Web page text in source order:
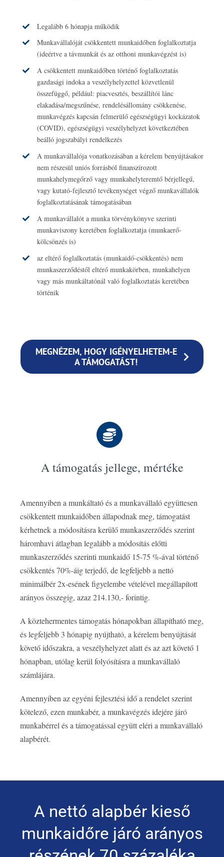
Legalább 6 hónapja működik
Munkavállalóját csökkentett munkaidőben foglalkoztatja
(ideértve a távmunkát és az otthoni munkavégzést is)
A csökkentett munkaidőben történő foglalkoztatás
gazdasági indoka a veszélyhelyzettel közvetlenül
összefüggő, például: piacvesztés, beszállítói lánc
elakadása/megszűnése, rendelésállomány csökkenése,
munkavégzés kapcsán felmerülő egészségügyi kockázatok
(COVID), egészségügyi veszélyhelyzet következtében
beálló jogszabályi rendelkezés
A munkavállalója vonatkozásában a kérelem benyújtásakor
nem részesül uniós forrásból finanszírozott
munkahelymegőrző vagy munkahelyteremtő bérjellegű,
vagy kutató-fejlesztő tevékenységet végző munkavállalók
foglalkoztatásának támogatásában
A munkavállalót a munka törvénykönyve szerinti
munkaviszony keretében foglalkoztatja (munkaerő-
kölcsönzés is)
az eltérő foglalkoztatás (munkaidő-csökkentés) nem
munkaszerződéstől eltérő munkakörben, munkahelyen
vagy más munkáltatónál való foglalkoztatás keretében
történik
MEGNÉZEM, HOGY IGÉNYELHETEM-E
A TÁMOGATÁST!
A támogatás jellege, mértéke
Amennyiben a munkáltató és a munkavállaló együttesen
csökkentett munkaidőben állapodnak meg, támogatást
kérhetnek a módosításra kerülő munkaszerződés szerint
háromhavi átlagban legalább a módosítás előtti
munkaszerződés szerinti munkaidő 15-75 %-ával történő
csökkentés 70%-áig terjedő, de legfeljebb a nettó
minimálbér 2x-esének figyelembe vételével megállapított
arányos összegig, azaz 214.130,- forintig.
A köztehermentes támogatás hónapokban állapítható meg,
és legfeljebb 3 hónapig nyújtható, a kérelem benyújtását
követő időszakra, a veszélyhelyzet alatt és az azt követő 1
hónapban, utólag kerül folyósításra a munkavállaló
számlájára.
Amennyiben az egyéni fejlesztési idő a rendelet szerint
kötelező, ezen munkabér, a munkavégzés idejére járó
munkabérrel és a támogatással együtt eléri a munkavállaló
alapbérét.
A nettó alapbér kieső
munkaidőre járó arányos